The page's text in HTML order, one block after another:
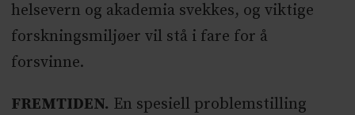
helsevern og akademia svekkes, og viktige
forskningsmiljøer vil stå i fare for å
forsvinne.
FREMTIDEN. En spesiell problemstilling